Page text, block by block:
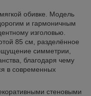
обивке. Модель
и гармоничным
изголовью.
85 см, разделённое
симметрии,
благодаря чему
в современных
стеновыми